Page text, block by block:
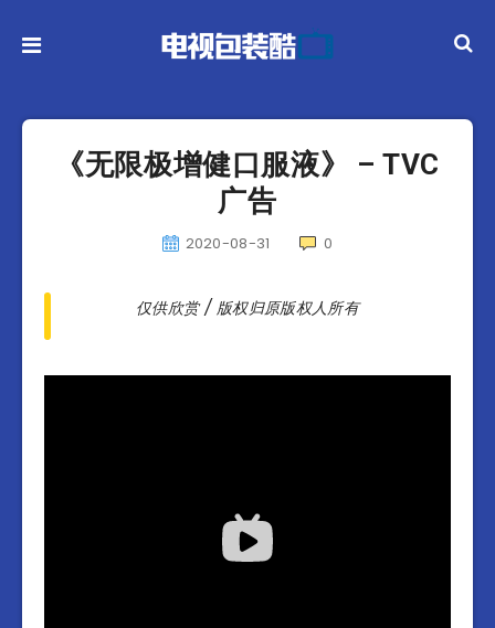
《无限极增健口服液》 – TVC
广告
2020-08-31 0
仅供欣赏 / 版权归原版权人所有